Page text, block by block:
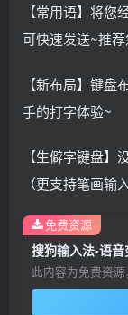
【常用语】将
可快速发送~推荐
【新布局】键
手的打字体验~
【生僻字键盘】
（更支持笔画输
搜狗输入法-语
此内容为免费资
免费资源